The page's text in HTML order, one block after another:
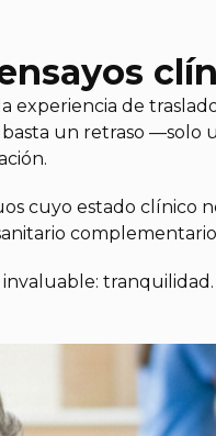
experiencia de
basta un retraso
cuyo estado clínico
tranquilidad.